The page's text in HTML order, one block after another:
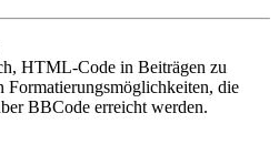
HTML-Code in Beiträgen zu
Formatierungsmöglichkeiten, die
BBCode erreicht werden.